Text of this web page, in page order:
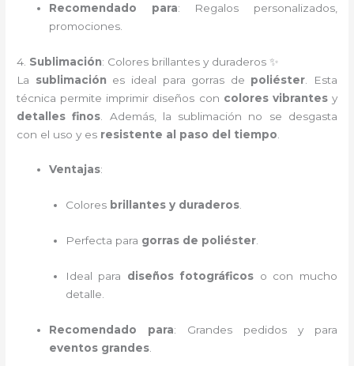
Recomendado para: Regalos personalizados,
promociones.
4. Sublimación: Colores brillantes y duraderos ✨
La sublimación es ideal para gorras de poliéster . Esta
técnica permite imprimir diseños con colores vibrantesy
detalles finos . Además, la sublimación no se desgasta
con el uso y es resistente al paso del tiempo
Ventajas:
Colores brillantes y duraderos.
Perfecta para gorras de poliéster.
Ideal para diseños fotográficos o con mucho
detalle.
Recomendado para: Grandes pedidos y para
eventos grandes